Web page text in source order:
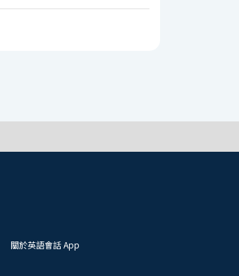
關於英語會話 App